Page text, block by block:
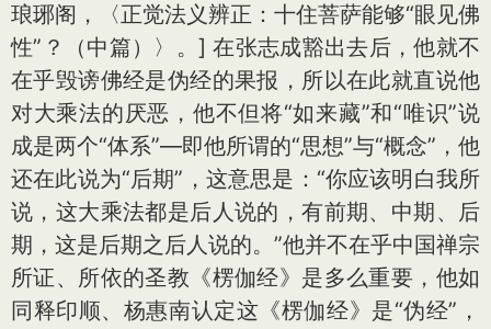
琅琊阁，〈正觉法义辨正：十住菩萨能够“眼见佛
性”？（中篇）〉。] 在张志成豁出去后，他就不
在乎毁谤佛经是伪经的果报，所以在此就直说他
对大乘法的厌恶，他不但将“如来藏”和“唯识”说
成是两个“体系”—即他所谓的“思想”与“概念”，他
还在此说为“后期”，这意思是：“你应该明白我所
说，这大乘法都是后人说的，有前期、中期、后
期，这是后期之后人说的。”他并不在乎中国禅宗
所证、所依的圣教《楞伽经》是多么重要，他如
同释印顺、杨惠南认定这《楞伽经》是“伪经”，